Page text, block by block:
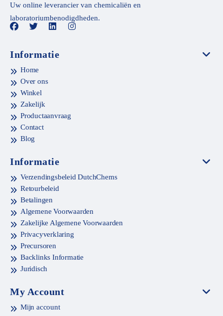
Uw online leverancier van chemicaliën en
laboratoriumbenodigdheden.
Informatie
Home
Over ons
Winkel
Zakelijk
Productaanvraag
Contact
Blog
Informatie
Verzendingsbeleid DutchChems
Retourbeleid
Betalingen
Algemene Voorwaarden
Zakelijke Algemene Voorwaarden
Privacyverklaring
Precursoren
Backlinks Informatie
Juridisch
My Account
Mijn account